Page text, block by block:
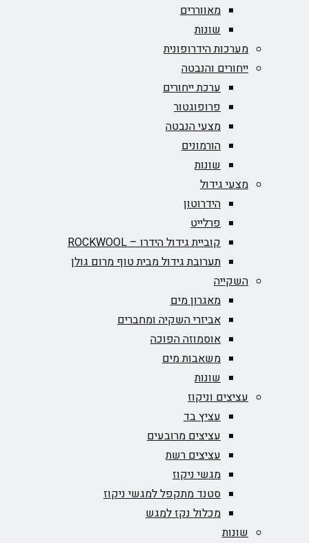
מאווררים
שונות
מערכות הידרופונית
ייחורים והנבטה
ערכת ייחורים
פרופוגטור
מצעי הנבטה
הורמונים
שונות
מצעי גידול
הידרוטון
פרלייט
קוביית גידול הידרו – ROCKWOOL‏
תערובת גידול מבית טוף מרום גולן
השקייה
מאגרון מים
אביזרי השקיה ומחברים
אוסמוזה הפוכה
משאבות מים
שונות
עציצים וניקוז
עציץ בד
עציצים מרובעים
עציצים רשת
מגשי ניקוז
סטנד מתקפל למגשי ניקוז
מכלול נקז למגש
שונות